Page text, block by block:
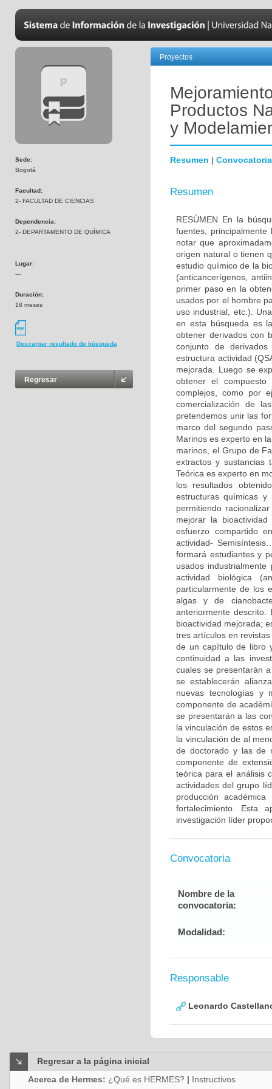
Sede:
Bogotá
Facultad:
2- FACULTAD DE CIENCIAS
Dependencia:
2- DEPARTAMENTO DE QUÍMICA
Lugar:
---
Duración:
18 meses
Descargar resultado de búsqueda
Regresar
Proyectos
Productos
y
Resumen | Convocatoria
Resumen
RESÚMEN En la
fuentes,
notar que
origen natural o tienen
estudio químico de la
(anticancerígenos,
primer paso en la
usados por el hombre
uso industrial, etc.).
en esta búsqueda es
obtener derivados con
conjunto de
estructura actividad
mejorada. Luego se
obtener el
complejos, como por
comercialización de
pretendemos unir las
marco del segundo
Marinos es experto en
marinos, el Grupo de
extractos y sustancias
Teórica es experto en
los resultados
estructuras químicas
permitiendo
mejorar la
esfuerzo compartido
actividad-
formará estudiantes y
usados
actividad biológica
particularmente de los
algas y de
anteriormente descrito.
bioactividad mejorada;
tres artículos en
de un capítulo de libro
continuidad a las
cuales se presentarán
se establecerán
nuevas tecnologías y
componente de
se presentarán a las
la vinculación de estos
la vinculación de al
de doctorado y las de
componente de
teórica para el análisis
actividades del grupo
producción
fortalecimiento. Esta
investigación líder
Convocatoria
Nombre de la
convocatoria:
Modalidad:
Responsable
Leonardo
Regresar a la página inicial
Acerca de Hermes: ¿Qué es HERMES? | Instructivos